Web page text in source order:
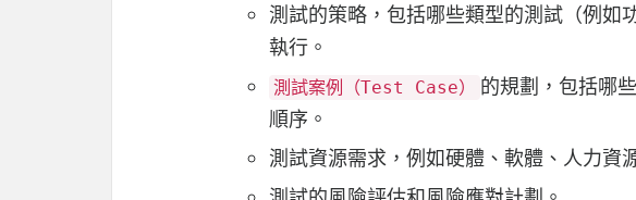
測試的策略，包括哪些類型的測試（例如
執行。
測試案例（Test Case）
的規劃，包括哪
順序。
測試資源需求，例如硬體、軟體、人力資